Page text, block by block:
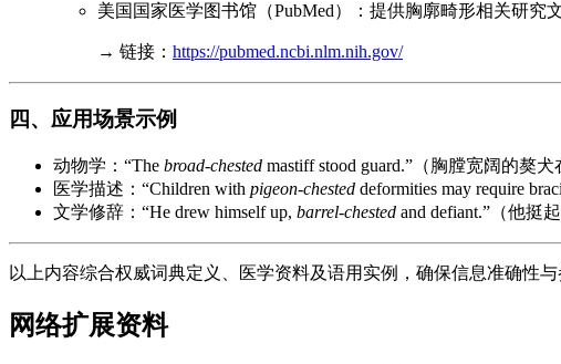
美国国家医学图书馆（PubMed）：提供胸廓畸形相关研究
→ 链接： https://pubmed.ncbi.nlm.nih.gov/
四、应用场景示例
动物学：“The broad-chested mastiff stood guard.”（胸膛宽阔的獒犬
医学描述：“Children with pigeon-chested deformities may require
文学修辞：“He drew himself up, barrel-chested and defiant.”（他挺
以上内容综合权威词典定义、医学资料及语用实例，确保信息准确性与
网络扩展资料